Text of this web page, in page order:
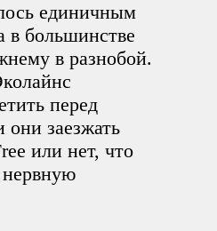
единичным
в большинстве
в разнобой.
перед
они заезжать
или нет, что
нервную